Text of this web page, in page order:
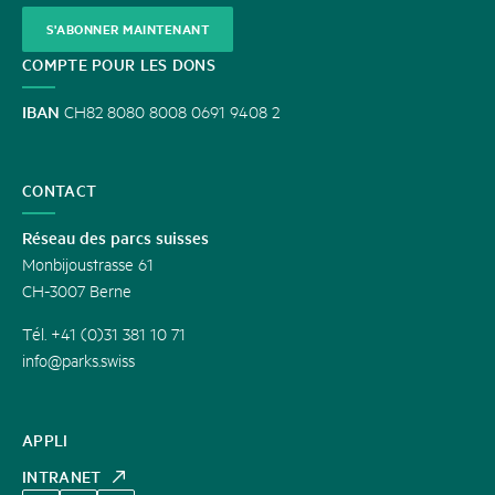
APPLI
INTRANET
S'ABONNER MAINTENANT
COMPTE POUR LES DONS
IBAN CH82 8080 8008 0691 9408 2
CONTACT
Réseau des parcs suisses
Monbijoustrasse 61
CH-3007 Berne
Tél. +41 (0)31 381 10 71
info@parks.swiss